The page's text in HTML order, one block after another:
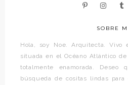
SOBRE
Hola, soy Noe. Arquitecta. Vivo
situada en el Océano Atlántico
totalmente enamorada.
búsqueda de cositas lindas